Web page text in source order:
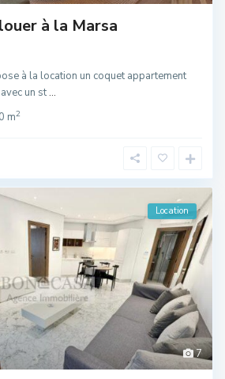
à la Marsa
à la location un coquet appartement
un st...
m2
7
Location